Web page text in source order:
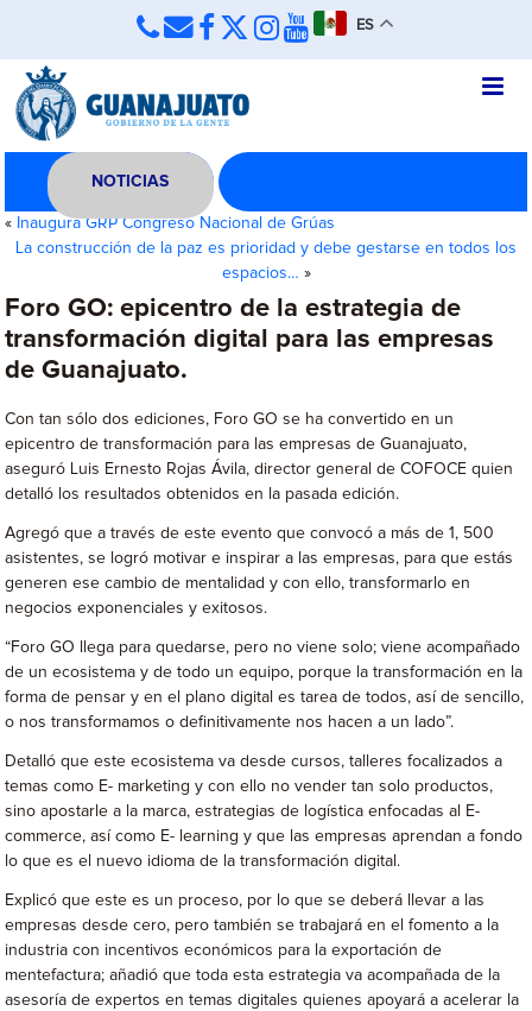
ES
NOTICIAS
« Inaugura GRP Congreso Nacional de Grúas
La construcción de la paz es prioridad y debe gestarse en todos los
espacios… »
Foro GO: epicentro de la estrategia de
transformación digital para las empresas
de Guanajuato.
Con tan sólo dos ediciones, Foro GO se ha convertido en un
epicentro de transformación para las empresas de Guanajuato,
aseguró Luis Ernesto Rojas Ávila, director general de COFOCE quien
detalló los resultados obtenidos en la pasada edición.
Agregó que a través de este evento que convocó a más de 1, 500
asistentes, se logró motivar e inspirar a las empresas, para que estás
generen ese cambio de mentalidad y con ello, transformarlo en
negocios exponenciales y exitosos.
“Foro GO llega para quedarse, pero no viene solo; viene acompañado
de un ecosistema y de todo un equipo, porque la transformación en la
forma de pensar y en el plano digital es tarea de todos, así de sencillo,
o nos transformamos o definitivamente nos hacen a un lado”.
Detalló que este ecosistema va desde cursos, talleres focalizados a
temas como E- marketing y con ello no vender tan solo productos,
sino apostarle a la marca, estrategias de logística enfocadas al E-
commerce, así como E- learning y que las empresas aprendan a fondo
lo que es el nuevo idioma de la transformación digital.
Explicó que este es un proceso, por lo que se deberá llevar a las
empresas desde cero, pero también se trabajará en el fomento a la
industria con incentivos económicos para la exportación de
mentefactura; añadió que toda esta estrategia va acompañada de la
asesoría de expertos en temas digitales quienes apoyará a acelerar la